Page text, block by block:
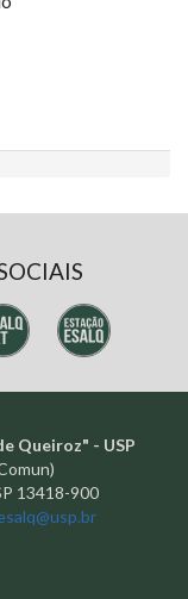
Queiroz" - USP
13418-900